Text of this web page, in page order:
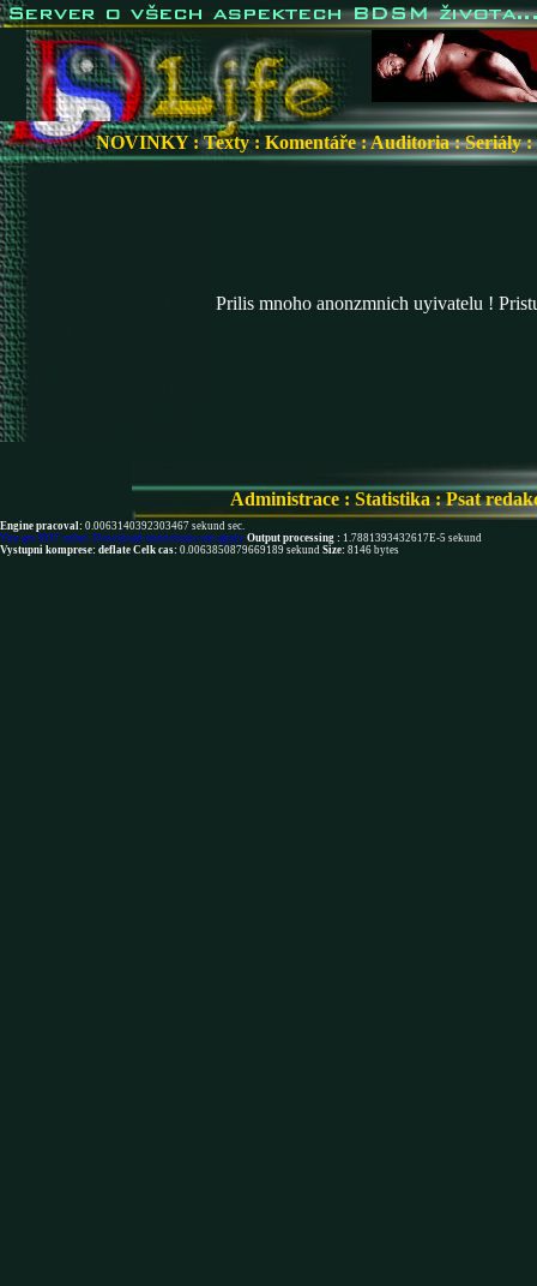
NOVINKY:Texty: Komentáře:Auditoria:Seriály:
Prilis mnoho anonzmnich uyivatelu !
Administrace : Statistika:Psat
Engine pracoval: 0.0063140392303467 sekund sec.
You are NOT robot. Download restrictions not apply Output processing : 1.7881393432617E-5 sekund
Vystupni komprese: deflate Celk cas: 0.0063850879669189 sekund Size: 8146 bytes